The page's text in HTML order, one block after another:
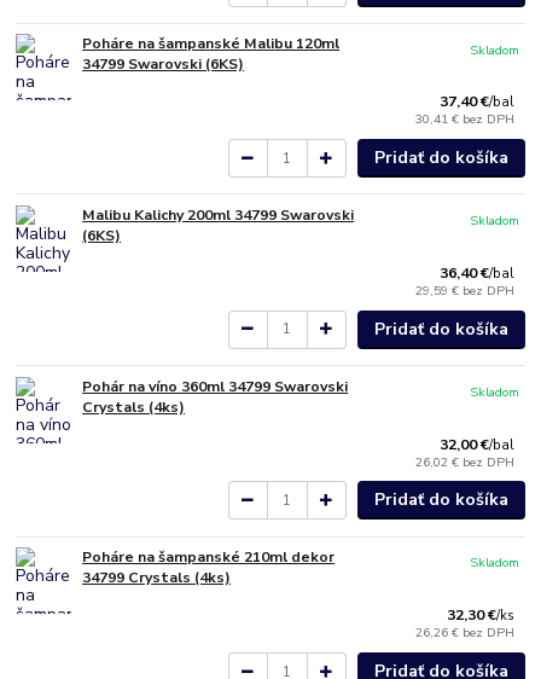
Poháre na šampanské Malibu 120ml
34799 Swarovski (6KS)
37,40 €/bal
30,41 € bez DPH
Skladom
Pridať do košíka
Malibu Kalichy 200ml 34799 Swarovski
(6KS)
36,40 €/bal
29,59 € bez DPH
Skladom
Pridať do košíka
Pohár na víno 360ml 34799 Swarovski
Crystals (4ks)
32,00 €/bal
26,02 € bez DPH
Skladom
Pridať do košíka
Poháre na šampanské 210ml dekor
34799 Crystals (4ks)
32,30 €/ks
26,26 € bez DPH
Skladom
Pridať do košíka